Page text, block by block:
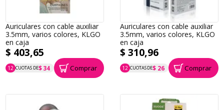
Auriculares con cable auxiliar
3.5mm, varios colores, KLGO
en caja
$ 403,65
12 CUOTAS DE$ 34
P.T.F. $ 404 Comprar
Auriculares con cable auxiliar
3.5mm, varios colores, KLGO
en caja
$ 310,96
12 CUOTAS DE$ 26
P.T.F. $ 311 Comprar